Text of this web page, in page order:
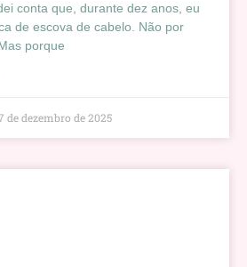
conta que, durante dez anos, eu
de escova de cabelo. Não por
porque
de dezembro de 2025